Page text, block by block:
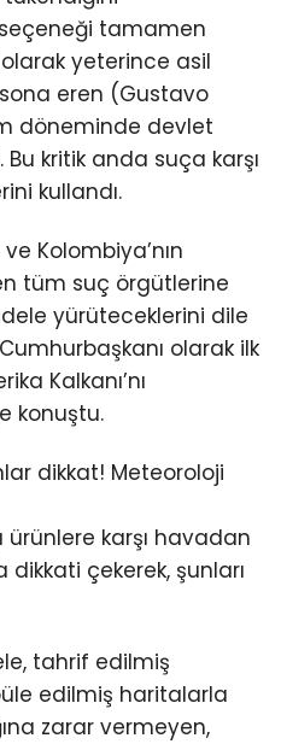
tamamen
yeterince asil
eren (Gustavo
döneminde devlet
kritik anda suça karşı
kullandı.
Kolombiya’nın
tüm suç örgütlerine
yürüteceklerini dile
olarak ilk
Kalkanı’nı
konuştu.
dikkat! Meteoroloji
ürünlere karşı havadan
çekerek, şunları
tahrif edilmiş
edilmiş haritalarla
zarar vermeyen,